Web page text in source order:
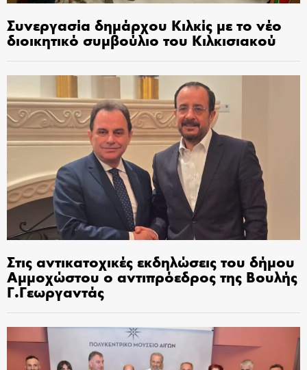
Συνεργασία δημάρχου Κιλκίς με το νέο
διοικητικό συμβούλιο του Κιλκισιακού
Στις αντικατοχικές εκδηλώσεις του δήμου
Αμμοχώστου ο αντιπρόεδρος της Βουλής
Γ.Γεωργαντάς